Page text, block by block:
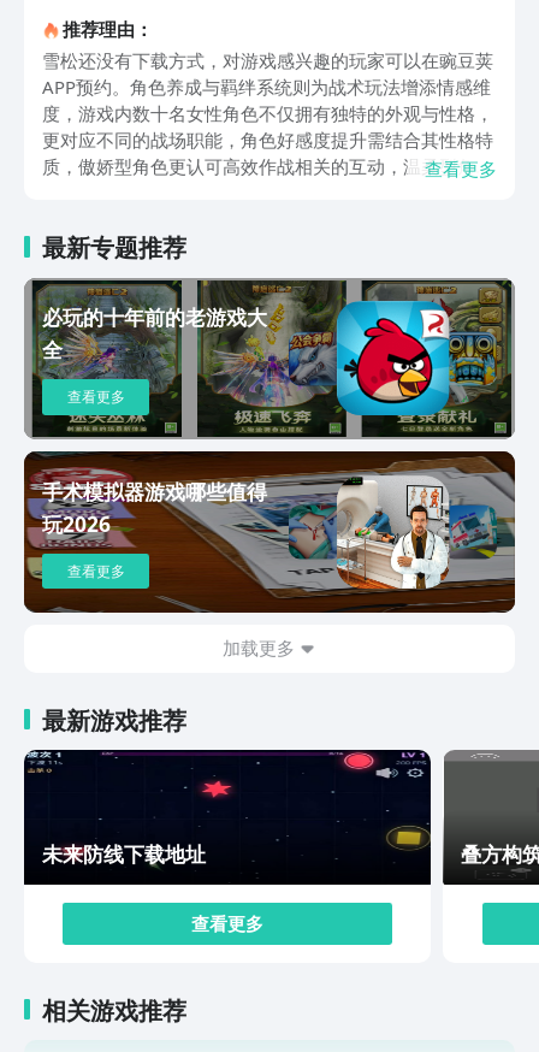
推荐理由：
雪松还没有下载方式，对游戏感兴趣的玩家可以在豌豆荚
APP预约。角色养成与羁绊系统则为战术玩法增添情感维
度，游戏内数十名女性角色不仅拥有独特的外观与性格，
更对应不同的战场职能，角色好感度提升需结合其性格特
质，傲娇型角色更认可高效作战相关的互动，温柔型角色
的角色则青睐军用压缩饼干礼盒。好感度提升至特定阶
段，会解锁角色专属心结任务，这类任务往往与角色的过
往经历相关，帮助侦察兵寻找失散的战友，完成后不仅能
提升角色属性，还能解锁专属技能，甚至触发角色专属剧
情，深化玩家与角色的情感联结，游戏的时代风韵与视听
设计进一步强化沉浸感，，城市废墟中可见生锈的钢铁管
道与破损的混凝土建筑，野外区域则生长着能发光的荧光
蕨与巨大的盘根树，两种风格的碰撞营造出独特的末世异
星氛围。角色服饰设计同样兼顾军事元素与角色个性，突
击手的服装以耐磨的战术面料为主，搭配护膝与战术腰
带，支援型角色的服饰则加入医疗标识与通讯设备，细节
处彰显职能差异，作为国内首个全俄语配音的二次元手
游，角色台词从战斗时的指令到日常互动的对话，均由专
业俄语配音演员演绎，配合战场环境音效，让玩家仿佛置
身真实的异星战场，技能升级优先强化被动技能，再升级
主动技能确保基础战力稳定提升。雪松下载方式的内容就
结任务，在战术策略与情感联结的双重体验中，感受异星
战场的独特魅力。
查看更多
最新专题推荐
必玩的十年前的老游戏大
全
查看更多
手术模拟器游戏哪些值得
玩2026
查看更多
加载更多
最新游戏推荐
未来防线下载地址
查看更多
叠方构
相关游戏推荐